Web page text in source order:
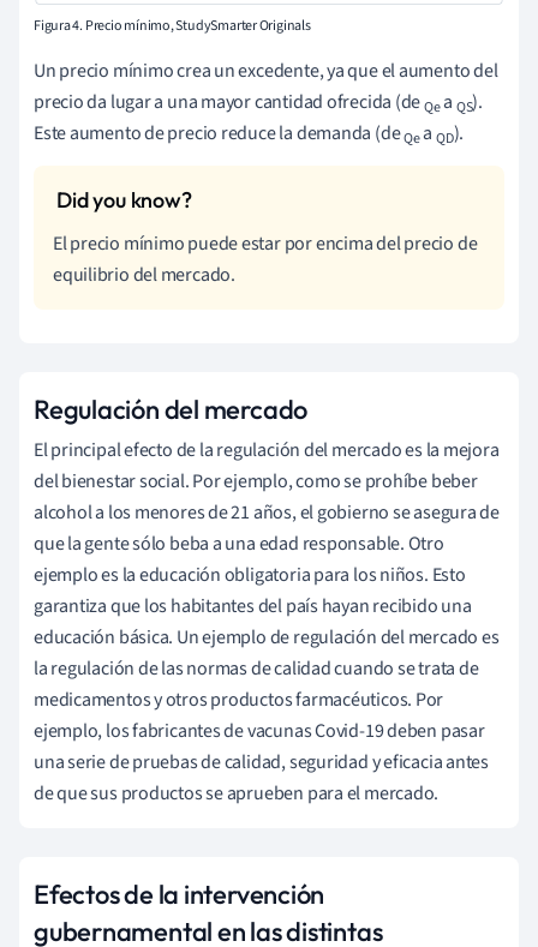
Figura 4. Precio mínimo, StudySmarter Originals
Un precio mínimo crea un excedente, ya que el aumento del
precio da lugar a una mayor cantidad ofrecida (deQea QS).
Este aumento de precio reduce la demanda (deQeaQD).
El precio mínimo puede estar por encima del precio de
equilibrio del mercado.
Regulación del mercado
El principal efecto de la regulación del mercado es la mejora
del bienestar social. Por ejemplo, como se prohíbe beber
alcohol a los menores de 21 años, el gobierno se asegura de
que la gente sólo beba a una edad responsable. Otro
ejemplo es la educación obligatoria para los niños. Esto
garantiza que los habitantes del país hayan recibido una
educación básica. Un ejemplo de regulación del mercado es
la regulación de las normas de calidad cuando se trata de
medicamentos y otros productos farmacéuticos. Por
ejemplo, los fabricantes de vacunas Covid-19 deben pasar
una serie de pruebas de calidad, seguridad y eficacia antes
de que sus productos se aprueben para el mercado.
Efectos de la intervención
gubernamental en las distintas